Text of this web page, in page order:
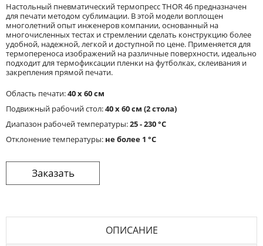
Настольный пневматический термопресс THOR 46 предназначен
для печати методом сублимации. В этой модели воплощен
многолетний опыт инженеров компании, основанный на
многочисленных тестах и стремлении сделать конструкцию более
удобной, надежной, легкой и доступной по цене. Применяется для
термопереноса изображений на различные поверхности, идеально
подходит для термофиксации пленки на футболках, склеивания и
закрепления прямой печати.
Область печати:40 х 60 см
Подвижный рабочий стол:40 х 60 см (2 стола)
Диапазон рабочей температуры:25 - 230 °С
Отклонение температуры: не более 1 °С
ОПИСАНИЕ